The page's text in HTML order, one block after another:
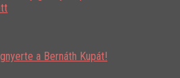
a Bernáth Kupát!